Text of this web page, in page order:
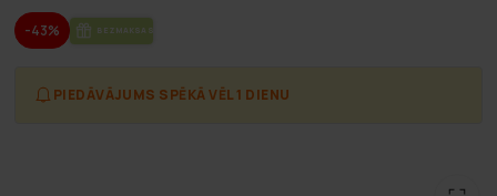
-43% BEZ­MAK­SAS PIE­GĀ­DE
PIEDĀVĀJUMS SPĒKĀ VĒL 1 DIENU